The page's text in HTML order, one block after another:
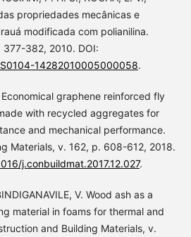
propriedades mecânicas e
modificada com polianilina.
377-382, 2010. DOI:
14282010005000058.
Economical graphene reinforced fly
with recycled aggregates for
and mechanical performance.
Materials, v. 162, p. 608-612, 2018.
j.conbuildmat.2017.12.027.
V. Wood ash as a
material in foams for thermal and
and Building Materials, v.